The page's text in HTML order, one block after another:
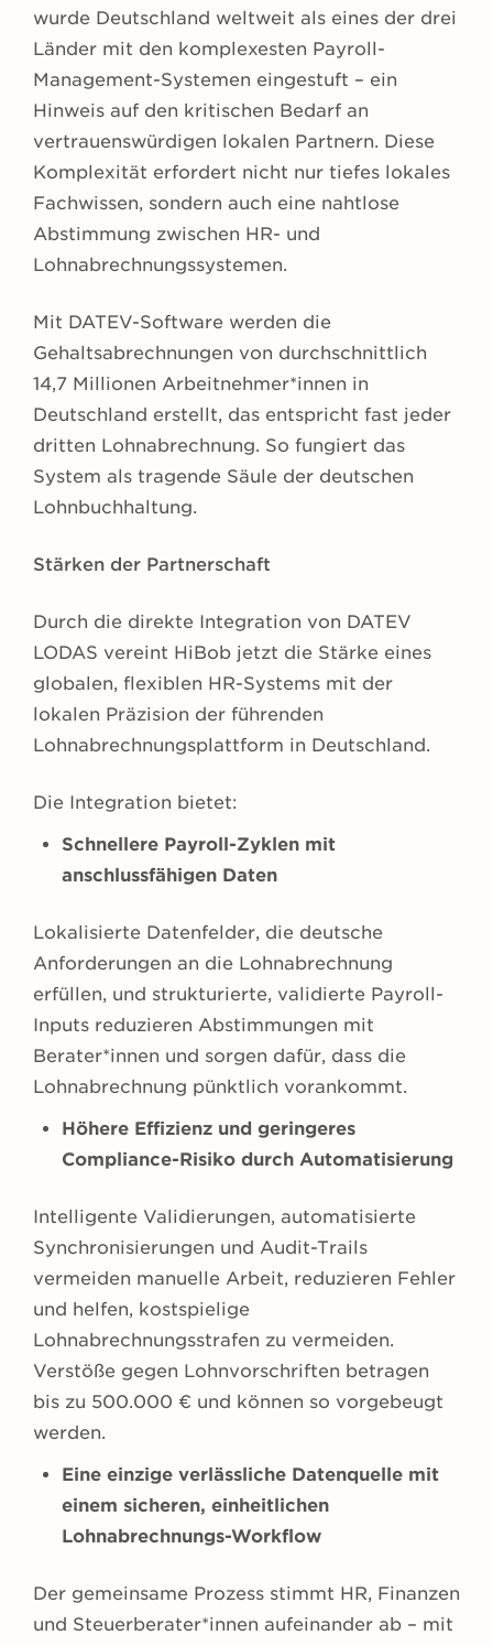
wurde Deutschland weltweit als eines der drei
Länder mit den komplexesten Payroll-
Management-Systemen eingestuft – ein
Hinweis auf den kritischen Bedarf an
vertrauenswürdigen lokalen Partnern. Diese
Komplexität erfordert nicht nur tiefes lokales
Fachwissen, sondern auch eine nahtlose
Abstimmung zwischen HR- und
Lohnabrechnungssystemen.
Mit DATEV-Software werden die
Gehaltsabrechnungen von durchschnittlich
14,7 Millionen Arbeitnehmer*innen in
Deutschland erstellt, das entspricht fast jeder
dritten Lohnabrechnung. So fungiert das
System als tragende Säule der deutschen
Lohnbuchhaltung.
Stärken der Partnerschaft
Durch die direkte Integration von DATEV
LODAS vereint HiBob jetzt die Stärke eines
globalen, flexiblen HR-Systems mit der
lokalen Präzision der führenden
Lohnabrechnungsplattform in Deutschland.
Die Integration bietet:
Schnellere Payroll-Zyklen mit
anschlussfähigen Daten
Lokalisierte Datenfelder, die deutsche
Anforderungen an die Lohnabrechnung
erfüllen, und strukturierte, validierte Payroll-
Inputs reduzieren Abstimmungen mit
Berater*innen und sorgen dafür, dass die
Lohnabrechnung pünktlich vorankommt.
Höhere Effizienz und geringeres
Compliance-Risiko durch Automatisierung
Intelligente Validierungen, automatisierte
Synchronisierungen und Audit-Trails
vermeiden manuelle Arbeit, reduzieren Fehler
und helfen, kostspielige
Lohnabrechnungsstrafen zu vermeiden.
Verstöße gegen Lohnvorschriften betragen
bis zu 500.000 € und können so vorgebeugt
werden.
Eine einzige verlässliche Datenquelle mit
einem sicheren, einheitlichen
Lohnabrechnungs-Workflow
Der gemeinsame Prozess stimmt HR, Finanzen
und Steuerberater*innen aufeinander ab – mit